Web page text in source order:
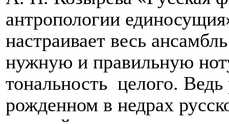
антропологии
настраивает весь
нужную и правильную
тональность целого.
рожденном в недрах